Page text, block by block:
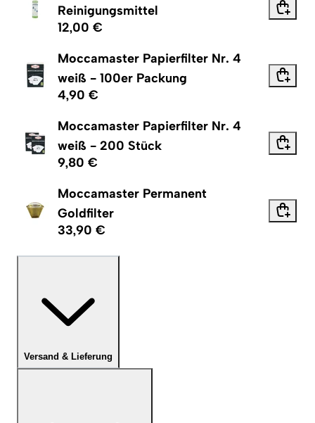
Reinigungsmittel
12,00 €
Moccamaster Papierfilter Nr. 4
weiß - 100er Packung
4,90 €
Moccamaster Papierfilter Nr. 4
weiß - 200 Stück
9,80 €
Moccamaster Permanent
Goldfilter
33,90 €
Versand & Lieferung